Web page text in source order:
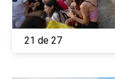
21 de 27